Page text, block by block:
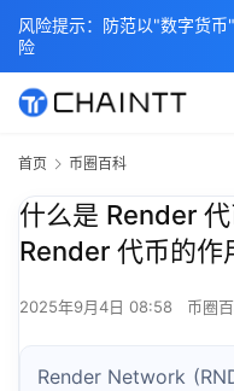
首页 币圈百科
什么是 Render
Render 代币的作
2025年9月4日 08:58 币圈
Render Network
风险提示：防范以"数字货
险